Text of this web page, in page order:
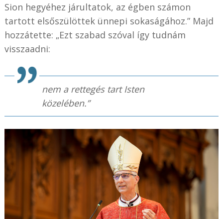
Sion hegyéhez járultatok, az égben számon
tartott elsőszülöttek ünnepi sokaságához.” Majd
hozzátette: „Ezt szabad szóval így tudnám
visszaadni:
nem a rettegés tart Isten
közelében.”